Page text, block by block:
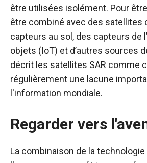
être utilisées isolément. Pour
être combiné avec des satellites
capteurs au sol, des capteurs de
objets (IoT) et d’autres sources
décrit les satellites SAR comme
régulièrement une lacune
l'information mondiale.
Regarder vers
La combinaison de la technologie